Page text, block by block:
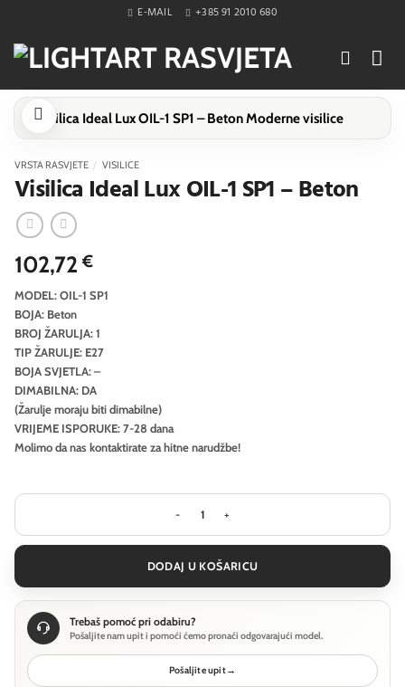
content
E-MAIL +385 91 2010 680
VRSTA RASVJETE / VISILICE
Visilica Ideal Lux OIL-1 SP1 – Beton
102,72€
MODEL: OIL-1 SP1
BOJA: Beton
BROJ ŽARULJA: 1
TIP ŽARULJE: E27
BOJA SVJETLA: –
DIMABILNA: DA
(Žarulje moraju biti dimabilne)
VRIJEME ISPORUKE: 7-28 dana
Molimo da nas kontaktirate za hitne narudžbe!
Visilica Ideal Lux OIL-1 SP1 - Beton
DODAJ U KOŠARICU
Trebaš pomoć pri odabiru?
Pošaljite nam upit i pomoći ćemo pronaći odgovarajući model.
Pošaljite upit→